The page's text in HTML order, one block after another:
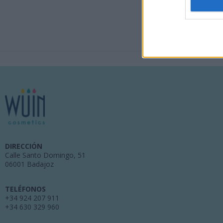
DIRECCIÓN
Calle Santo Domingo, 51
06001 Badajoz
TELÉFONOS
+34 924 207 911
+34 630 329 960